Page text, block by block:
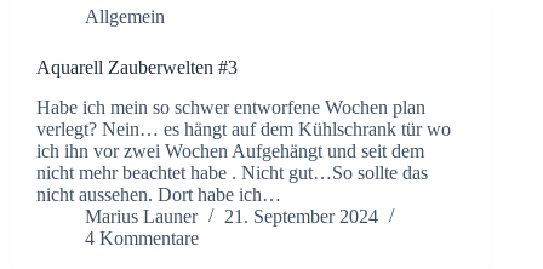
Allgemein
Aquarell Zauberwelten #3
Habe ich mein so schwer entworfene Wochen plan
verlegt? Nein… es hängt auf dem Kühlschrank tür wo
ich ihn vor zwei Wochen Aufgehängt und seit dem
nicht mehr beachtet habe . Nicht gut…So sollte das
nicht aussehen. Dort habe ich…
Marius Launer
21. September 2024
4 Kommentare